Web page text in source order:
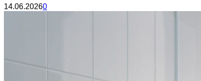
14.06.20260